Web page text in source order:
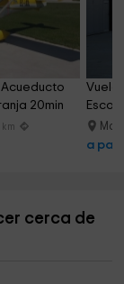
20min
km
Vuelo
a
cerca de